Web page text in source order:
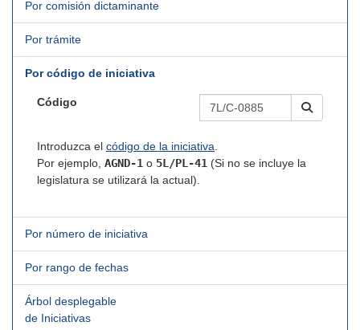
Por comisión dictaminante
Por trámite
Por código de iniciativa
Código
Introduzca el código de la iniciativa.
Por ejemplo, AGND-1 o 5L/PL-41 (Si no se incluye la
legislatura se utilizará la actual).
Por número de iniciativa
Por rango de fechas
Árbol desplegable
de Iniciativas